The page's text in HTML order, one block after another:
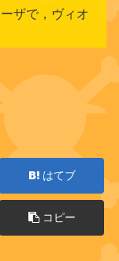
ザで，ヴィオ
はてブ
コピー